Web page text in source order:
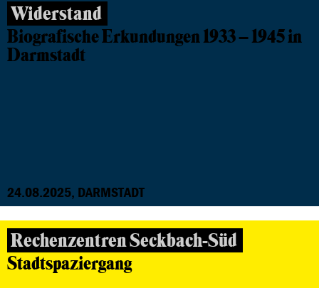
Widerstand
Biografische Erkundungen 1933 – 1945 in
Darmstadt
24.08.2025, DARMSTADT
Rechenzentren Seckbach-Süd
Stadtspaziergang